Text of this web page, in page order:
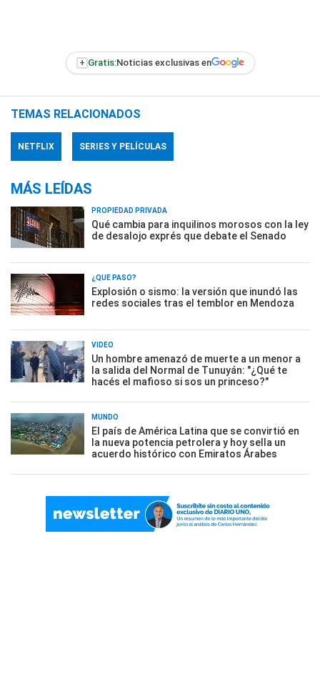
+ Gratis:Noticias exclusivas en
TEMAS RELACIONADOS
NETFLIX SERIES Y PELÍCULAS
MÁS LEÍDAS
PROPIEDAD PRIVADA
Qué cambia para inquilinos morosos con la ley
de desalojo exprés que debate el Senado
¿QUÉ PASÓ?
Explosión o sismo: la versión que inundó las
redes sociales tras el temblor en Mendoza
VIDEO
Un hombre amenazó de muerte a un menor a
la salida del Normal de Tunuyán: "¿Qué te
hacés el mafioso si sos un princeso?"
MUNDO
El país de América Latina que se convirtió en
la nueva potencia petrolera y hoy sella un
acuerdo histórico con Emiratos Árabes